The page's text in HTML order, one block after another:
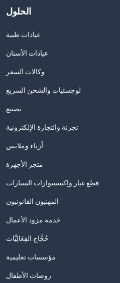
الحلول
عيادات طبية
عيادات الأسنان
وكالات السفر
لوجستيات والشحن السريع
تصنيع
تجزئة والتجارة الإلكترونية
أزياء وملابس
متجر الأجهزة
قطع غيار وإكسسوارات السيارات
المهنيون القانونيون
خدمة مزود الأعمال
حُجَّاج الفِعَالِيَّات
مؤسسات تعليمية
روضات الأطفال